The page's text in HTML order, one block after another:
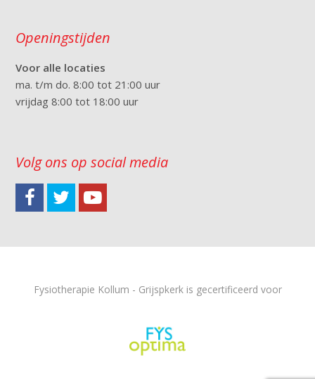
Openingstijden
Voor alle locaties
ma. t/m do. 8:00 tot 21:00 uur
vrijdag 8:00 tot 18:00 uur
Volg ons op social media
Fysiotherapie Kollum - Grijspkerk is gecertificeerd voor